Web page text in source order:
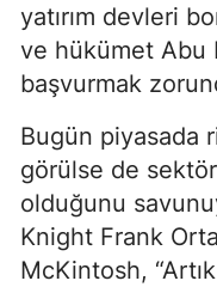
yatırım devleri
ve hükümet Abu
başvurmak
Bugün piyasada
görülse de
olduğunu
Knight Frank
McKintosh,